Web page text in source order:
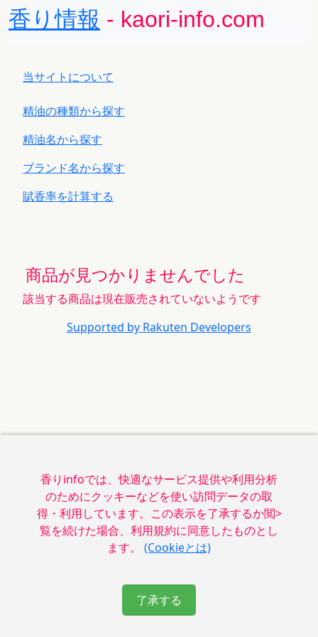
香り情報 - kaori-info.com
当サイトについて
精油の種類から探す
精油名から探す
ブランド名から探す
賦香率を計算する
香りinfoでは、快適なサービス提供や利用分析
のためにクッキーなどを使い訪問データの取
得・利用しています。この表示を了承するか閲>
覧を続けた場合、利用規約に同意したものとし
ます。 (Cookieとは)
了承する
商品が見つかりませんでした
該当する商品は現在販売されていないようです
Supported by Rakuten Developers